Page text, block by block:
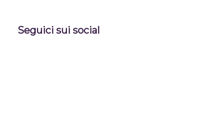
Seguici sui social